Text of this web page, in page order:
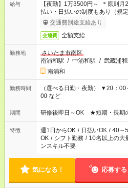
給与
【夜勤】1万3500円～ ＊原則
払い・日払いの制度もあり（規
交通費別途支給あり
交通費 全額支給
勤務地
さいたま市南区
南浦和駅 / 中浦和駅 / 武蔵浦
南浦和
勤務時間
（選べる日勤・夜勤） ▼20：
00 など
期間 研修後即日～OK ★短期・長期
特徴 週1日からOK / 日払いOK / 40～
OK / シフト勤務 / 10名以上の大
ンスキル不要
気になる！ 応募する